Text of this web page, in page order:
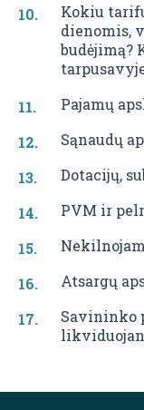
Kokiu
dienomis,
budėjimą?
Pajamų
Sąnaudų
Dotacijų,
PVM ir
Atsargų
Savininko